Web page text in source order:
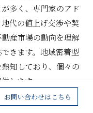
多く、専門家のアド
代の値上げ交渉や契
産市場の動向を理解
きます。地域密着型
知しており、個々の
します。
の解決策
お問い合わせはこちら